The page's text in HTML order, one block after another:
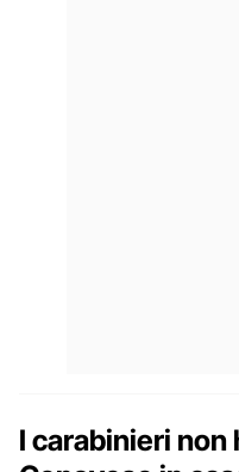
I carabinieri